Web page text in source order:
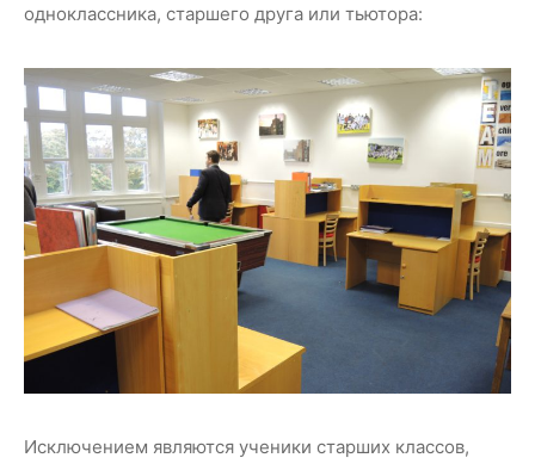
одноклассника, старшего друга или тьютора:
Исключением являются ученики старших классов,